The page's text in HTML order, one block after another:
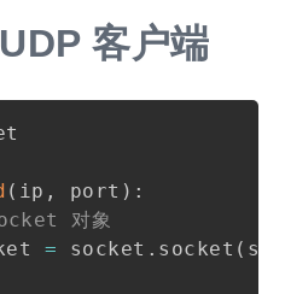
客户端
( ip , port ) :
对象
= socket . socket (